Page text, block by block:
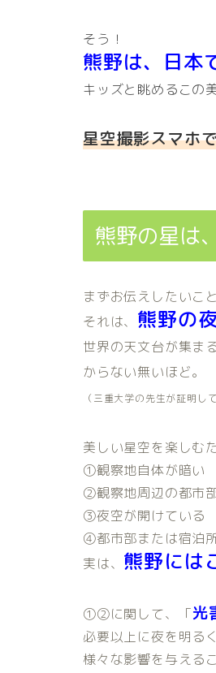
そう！
熊野は、日本
キッズと眺めるこの
星空撮影スマホ
熊野の星は
まずお伝えしたいこと
それは、 熊野の
世界の天文台が集ま
からない無いほど。
（三重大学の先生が証明し
美しい星空を楽しむ
①観察地自体が暗い
②観察地周辺の都市
③夜空が開けている
④都市部または宿泊
実は、 熊野には
①②に関して、「光
必要以上に夜を明る
様々な影響を与える